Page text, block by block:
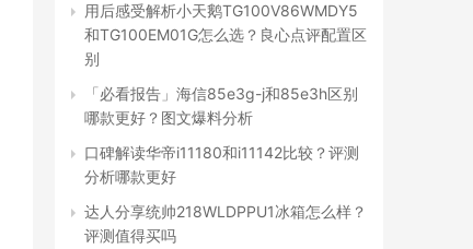
用后感受解析小天鹅TG100V86WMDY5
和TG100EM01G怎么选？良心点评配置区
别
「必看报告」海信85e3g-j和85e3h区别
哪款更好？图文爆料分析
口碑解读华帝i11180和i11142比较？评测
分析哪款更好
达人分享统帅218WLDPPU1冰箱怎么样？
评测值得买吗